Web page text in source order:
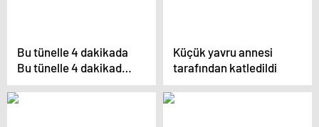
Bu tünelle 4 dakikada
Bu tünelle 4 dakikada
“iklim” değişecek
Küçük yavru annesi
tarafından katledildi